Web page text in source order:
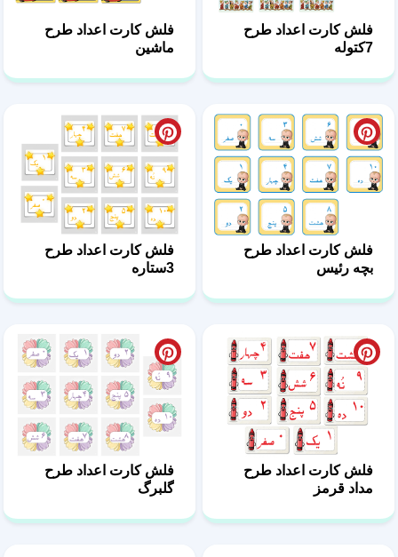
فلش کارت اعداد طرح
7کتوله
فلش کارت اعداد طرح
ماشین
فلش کارت اعداد طرح
بچه رئیس
فلش کارت اعداد طرح
3ستاره
فلش کارت اعداد طرح
مداد قرمز
فلش کارت اعداد طرح
گلبرگ